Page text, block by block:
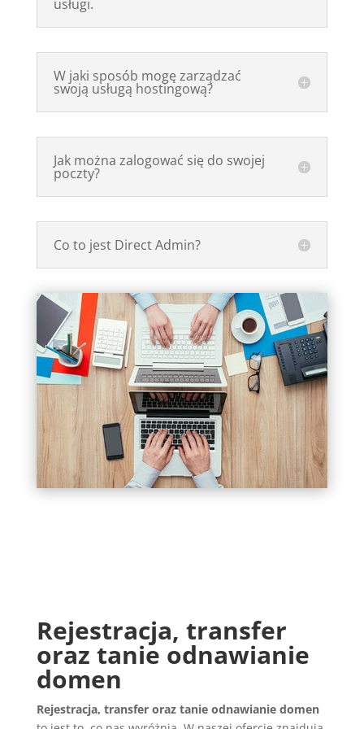
usługi.
W jaki sposób mogę zarządzać
swoją usługą hostingową?
Jak można zalogować się do swojej
poczty?
Co to jest Direct Admin?
Rejestracja, transfer
oraz tanie odnawianie
domen
Rejestracja, transfer oraz tanie odnawianie domen